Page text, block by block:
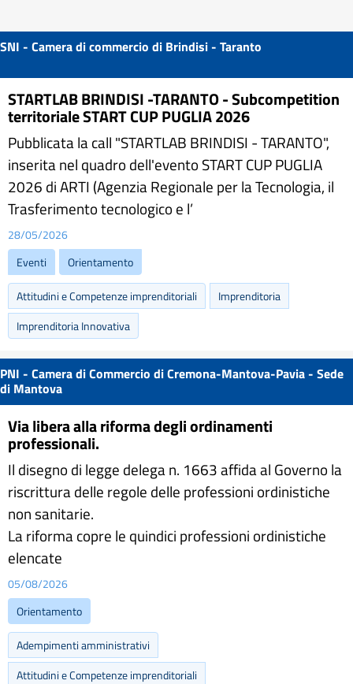
SNI - Camera di commercio di Brindisi - Taranto
STARTLAB BRINDISI -TARANTO - Subcompetition
territoriale START CUP PUGLIA 2026
Pubblicata la call "STARTLAB BRINDISI - TARANTO",
inserita nel quadro dell'evento START CUP PUGLIA
2026 di ARTI (Agenzia Regionale per la Tecnologia, il
Trasferimento tecnologico e l’
28/05/2026
Eventi
Orientamento
Attitudini e Competenze imprenditoriali
Imprenditoria
Imprenditoria Innovativa
PNI - Camera di Commercio di Cremona-Mantova-Pavia - Sede
di Mantova
Via libera alla riforma degli ordinamenti
professionali.
Il disegno di legge delega n. 1663 affida al Governo la
riscrittura delle regole delle professioni ordinistiche
non sanitarie.
La riforma copre le quindici professioni ordinistiche
elencate
05/08/2026
Orientamento
Adempimenti amministrativi
Attitudini e Competenze imprenditoriali